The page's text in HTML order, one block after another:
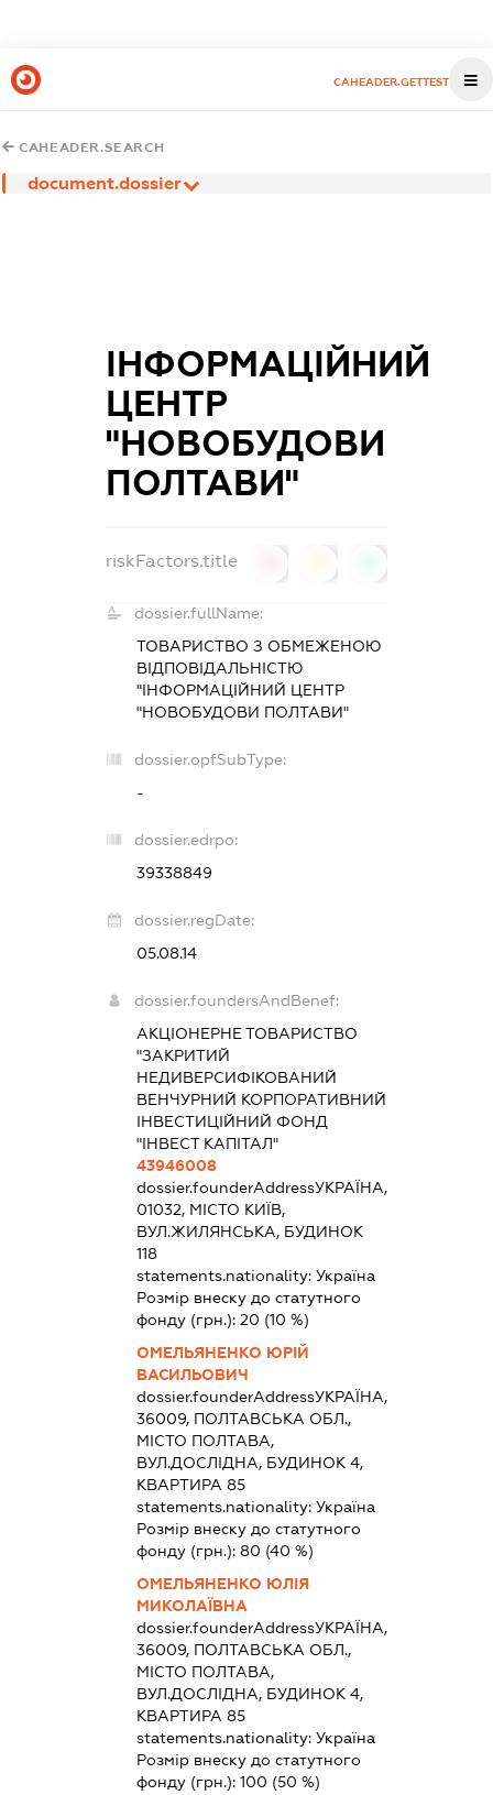
CAHEADER.GETTEST
CAHEADER.SEARCH
document.dossier
ІНФОРМАЦІЙНИЙ
ЦЕНТР
"НОВОБУДОВИ
ПОЛТАВИ"
riskFactors.title
dossier.fullName:
ТОВАРИСТВО З ОБМЕЖЕНОЮ
ВІДПОВІДАЛЬНІСТЮ
"ІНФОРМАЦІЙНИЙ ЦЕНТР
"НОВОБУДОВИ ПОЛТАВИ"
dossier.opfSubType:
-
dossier.edrpo:
39338849
dossier.regDate:
05.08.14
dossier.foundersAndBenef:
АКЦІОНЕРНЕ ТОВАРИСТВО
"ЗАКРИТИЙ
НЕДИВЕРСИФІКОВАНИЙ
ВЕНЧУРНИЙ КОРПОРАТИВНИЙ
ІНВЕСТИЦІЙНИЙ ФОНД
"ІНВЕСТ КАПІТАЛ"
43946008
dossier.founderAddressУКРАЇНА,
01032, МІСТО КИЇВ,
ВУЛ.ЖИЛЯНСЬКА, БУДИНОК
118
statements.nationality: Україна
Розмір внеску до статутного
фонду (грн.): 20 (10 %)
ОМЕЛЬЯНЕНКО ЮРІЙ
ВАСИЛЬОВИЧ
dossier.founderAddressУКРАЇНА,
36009, ПОЛТАВСЬКА ОБЛ.,
МІСТО ПОЛТАВА,
ВУЛ.ДОСЛІДНА, БУДИНОК 4,
КВАРТИРА 85
statements.nationality: Україна
Розмір внеску до статутного
фонду (грн.): 80 (40 %)
ОМЕЛЬЯНЕНКО ЮЛІЯ
МИКОЛАЇВНА
dossier.founderAddressУКРАЇНА,
36009, ПОЛТАВСЬКА ОБЛ.,
МІСТО ПОЛТАВА,
ВУЛ.ДОСЛІДНА, БУДИНОК 4,
КВАРТИРА 85
statements.nationality: Україна
Розмір внеску до статутного
фонду (грн.): 100 (50 %)